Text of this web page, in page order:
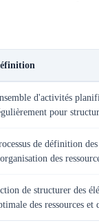
d'activités
pour
de définition
des
de structurer des
des ressources et